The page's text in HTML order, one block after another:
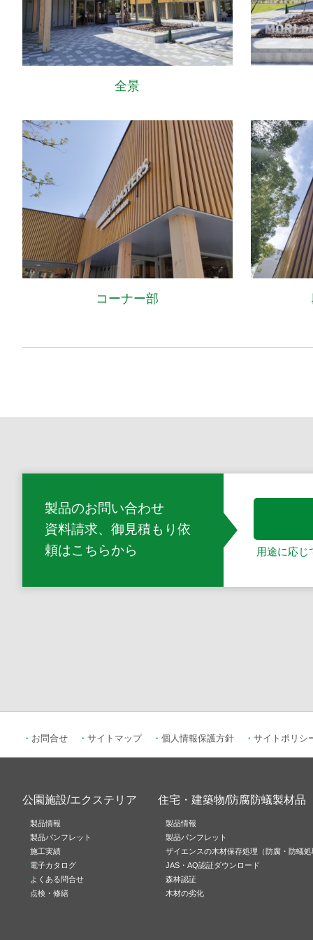
全景
コーナー部
製品のお問い合わせ
資料請求、御見積もり依
頼はこちらから 用途に応じ
お問合せ サイトマップ 個人情報保護方針 サイトポリシ
公園施設/エクステリア
製品情報
製品パンフレット
施工実績
電子カタログ
よくある問合せ
点検・修繕
住宅・建築物/防腐防蟻製材品
製品情報
製品パンフレット
ザイエンスの木材保存処理（防腐・防蟻処
JAS・AQ認証ダウンロード
森林認証
木材の劣化